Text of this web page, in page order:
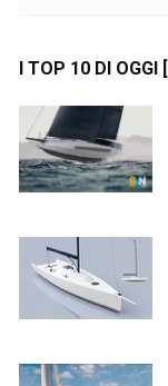
I TOP 10 DI